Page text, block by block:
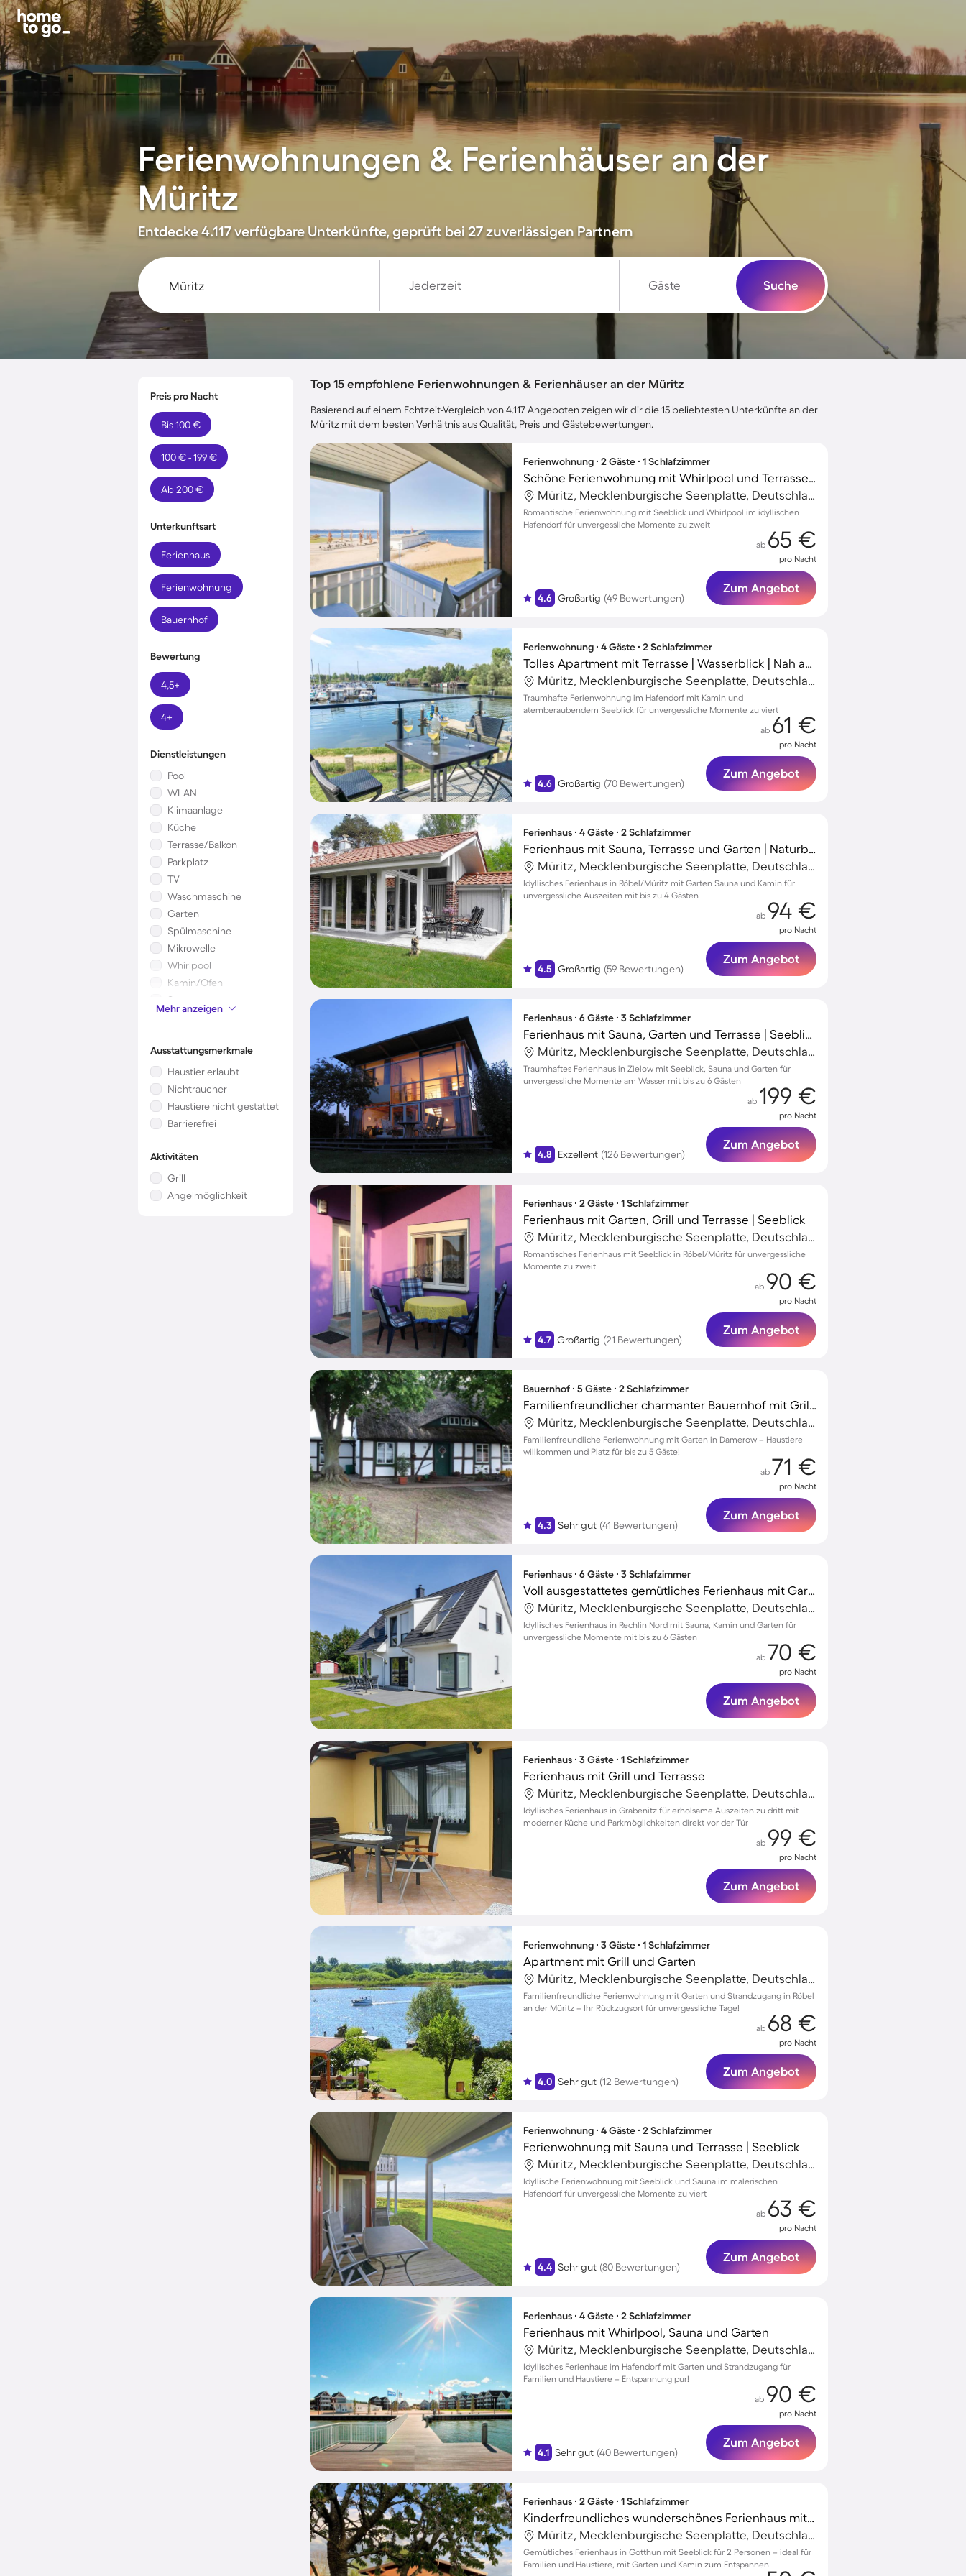
Ferienwohnungen & Ferienhäuser an der
Müritz
Entdecke 4.117 verfügbare Unterkünfte, geprüft bei 27 zuverlässigen Partnern
Jederzeit Gäste Suche
Preis pro Nacht
Bis 100 €
100 € - 199 €
Ab 200 €
Unterkunftsart
Ferienhaus
Ferienwohnung
Bauernhof
Bewertung
4,5+
4+
Dienstleistungen
Pool
WLAN
Klimaanlage
Küche
Terrasse/Balkon
Parkplatz
TV
Waschmaschine
Garten
Spülmaschine
Mikrowelle
Whirlpool
Kamin/Ofen
Sauna
Kinderbett
Mehr anzeigen
Ausstattungsmerkmale
Haustier erlaubt
Nichtraucher
Haustiere nicht gestattet
Barrierefrei
Aktivitäten
Grill
Angelmöglichkeit
Top 15 empfohlene Ferienwohnungen & Ferienhäuser an der Müritz
Basierend auf einem Echtzeit-Vergleich von 4.117 Angeboten zeigen wir dir die 15 beliebtesten Unterkünfte an der
Müritz mit dem besten Verhältnis aus Qualität, Preis und Gästebewertungen.
Ferienwohnung ∙ 2 Gäste ∙ 1 Schlafzimmer
Schöne Ferienwohnung mit Whirlpool und Terrasse | Seeblick | Strand in der Nähe
Müritz, Mecklenburgische Seenplatte, Deutschland
Romantische Ferienwohnung mit Seeblick und Whirlpool im idyllischen
Hafendorf für unvergessliche Momente zu zweit
4.6 Großartig (49 Bewertungen)
ab 65 €
pro Nacht
Zum Angebot
Ferienwohnung ∙ 4 Gäste ∙ 2 Schlafzimmer
Tolles Apartment mit Terrasse | Wasserblick | Nah am Strand
Müritz, Mecklenburgische Seenplatte, Deutschland
Traumhafte Ferienwohnung im Hafendorf mit Kamin und
atemberaubendem Seeblick für unvergessliche Momente zu viert
4.6 Großartig (70 Bewertungen)
ab 61 €
pro Nacht
Zum Angebot
Ferienhaus ∙ 4 Gäste ∙ 2 Schlafzimmer
Ferienhaus mit Sauna, Terrasse und Garten | Naturblick
Müritz, Mecklenburgische Seenplatte, Deutschland
Idyllisches Ferienhaus in Röbel/Müritz mit Garten Sauna und Kamin für
unvergessliche Auszeiten mit bis zu 4 Gästen
4.5 Großartig (59 Bewertungen)
ab 94 €
pro Nacht
Zum Angebot
Ferienhaus ∙ 6 Gäste ∙ 3 Schlafzimmer
Ferienhaus mit Sauna, Garten und Terrasse | Seeblick
Müritz, Mecklenburgische Seenplatte, Deutschland
Traumhaftes Ferienhaus in Zielow mit Seeblick, Sauna und Garten für
unvergessliche Momente am Wasser mit bis zu 6 Gästen
4.8 Exzellent (126 Bewertungen)
ab 199 €
pro Nacht
Zum Angebot
Ferienhaus ∙ 2 Gäste ∙ 1 Schlafzimmer
Ferienhaus mit Garten, Grill und Terrasse | Seeblick
Müritz, Mecklenburgische Seenplatte, Deutschland
Romantisches Ferienhaus mit Seeblick in Röbel/Müritz für unvergessliche
Momente zu zweit
4.7 Großartig (21 Bewertungen)
ab 90 €
pro Nacht
Zum Angebot
Bauernhof ∙ 5 Gäste ∙ 2 Schlafzimmer
Familienfreundlicher charmanter Bauernhof mit Grill und Garten | Ideal für Homeoffice | Haustierfreundlich
Müritz, Mecklenburgische Seenplatte, Deutschland
Familienfreundliche Ferienwohnung mit Garten in Damerow – Haustiere
willkommen und Platz für bis zu 5 Gäste!
4.3 Sehr gut (41 Bewertungen)
ab 71 €
pro Nacht
Zum Angebot
Ferienhaus ∙ 6 Gäste ∙ 3 Schlafzimmer
Voll ausgestattetes gemütliches Ferienhaus mit Garten, Terrasse und Sauna
Müritz, Mecklenburgische Seenplatte, Deutschland
Idyllisches Ferienhaus in Rechlin Nord mit Sauna, Kamin und Garten für
unvergessliche Momente mit bis zu 6 Gästen
ab 70 €
pro Nacht
Zum Angebot
Ferienhaus ∙ 3 Gäste ∙ 1 Schlafzimmer
Ferienhaus mit Grill und Terrasse
Müritz, Mecklenburgische Seenplatte, Deutschland
Idyllisches Ferienhaus in Grabenitz für erholsame Auszeiten zu dritt mit
moderner Küche und Parkmöglichkeiten direkt vor der Tür
ab 99 €
pro Nacht
Zum Angebot
Ferienwohnung ∙ 3 Gäste ∙ 1 Schlafzimmer
Apartment mit Grill und Garten
Müritz, Mecklenburgische Seenplatte, Deutschland
Familienfreundliche Ferienwohnung mit Garten und Strandzugang in Röbel
an der Müritz – Ihr Rückzugsort für unvergessliche Tage!
4.0 Sehr gut (12 Bewertungen)
ab 68 €
pro Nacht
Zum Angebot
Ferienwohnung ∙ 4 Gäste ∙ 2 Schlafzimmer
Ferienwohnung mit Sauna und Terrasse | Seeblick
Müritz, Mecklenburgische Seenplatte, Deutschland
Idyllische Ferienwohnung mit Seeblick und Sauna im malerischen
Hafendorf für unvergessliche Momente zu viert
4.4 Sehr gut (80 Bewertungen)
ab 63 €
pro Nacht
Zum Angebot
Ferienhaus ∙ 4 Gäste ∙ 2 Schlafzimmer
Ferienhaus mit Whirlpool, Sauna und Garten
Müritz, Mecklenburgische Seenplatte, Deutschland
Idyllisches Ferienhaus im Hafendorf mit Garten und Strandzugang für
Familien und Haustiere – Entspannung pur!
4.1 Sehr gut (40 Bewertungen)
ab 90 €
pro Nacht
Zum Angebot
Ferienhaus ∙ 2 Gäste ∙ 1 Schlafzimmer
Kinderfreundliches wunderschönes Ferienhaus mit Garten und Grill | Seeblick | Hunde erlaubt
Müritz, Mecklenburgische Seenplatte, Deutschland
Gemütliches Ferienhaus in Gotthun mit Seeblick für 2 Personen – ideal für
Familien und Haustiere, mit Garten und Kamin zum Entspannen.